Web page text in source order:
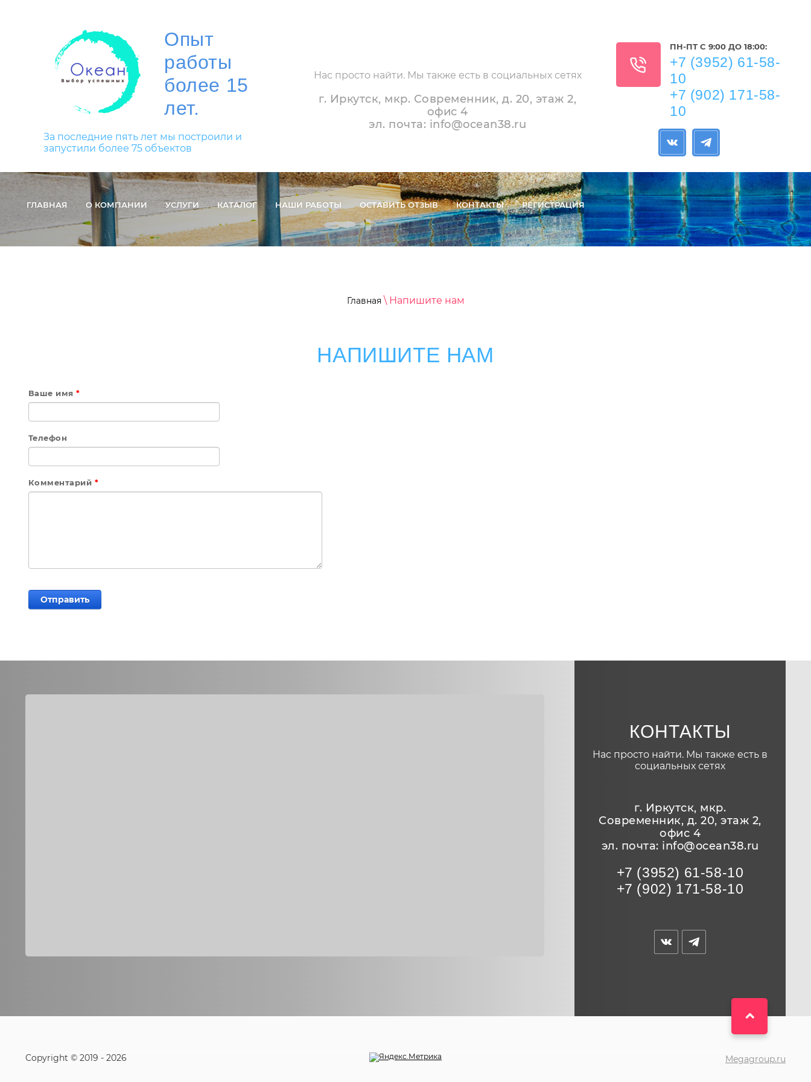
Опыт
работы
более 15
лет.
За последние пять лет мы построили и
запустили более 75 объектов
Нас просто найти. Мы также есть в социальных сетях
г. Иркутск, мкр. Современник, д. 20, этаж 2,
офис 4
эл. почта: info@ocean38.ru
ПН-ПТ C 9:00 ДО 18:00:
+7 (3952) 61-58-
10
+7 (902) 171-58-
10
ГЛАВНАЯ О КОМПАНИИ УСЛУГИ КАТАЛОГ НАШИ РАБОТЫ ОСТАВИТЬ ОТЗЫВ КОНТАКТЫ РЕГИСТРАЦИЯ
Главная \ Напишите нам
НАПИШИТЕ НАМ
Ваше имя*
Телефон
Комментарий *
КОНТАКТЫ
Нас просто найти. Мы также есть в
социальных сетях
г. Иркутск, мкр.
Современник, д. 20, этаж 2,
офис 4
эл. почта: info@ocean38.ru
+7 (3952) 61-58-10
+7 (902) 171-58-10
Copyright © 2019 - 2026 Megagroup.ru